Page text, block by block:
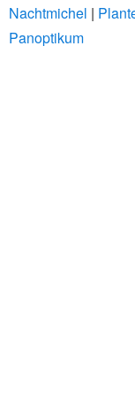
Nachtmichel |
Panoptikum